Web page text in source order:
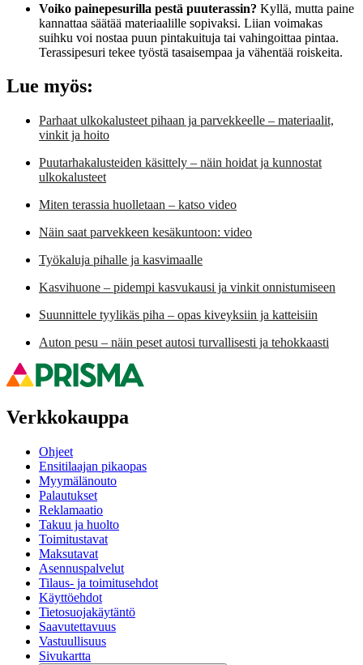
Voiko painepesurilla pestä puuterassin? Kyllä, mutta paine
kannattaa säätää materiaalille sopivaksi. Liian voimakas
suihku voi nostaa puun pintakuituja tai vahingoittaa pintaa.
Terassipesuri tekee työstä tasaisempaa ja vähentää roiskeita.
Lue myös:
Parhaat ulkokalusteet pihaan ja parvekkeelle – materiaalit,
vinkit ja hoito
Puutarhakalusteiden käsittely – näin hoidat ja kunnostat
ulkokalusteet
Miten terassia huolletaan – katso video
Näin saat parvekkeen kesäkuntoon: video
Työkaluja pihalle ja kasvimaalle
Kasvihuone – pidempi kasvukausi ja vinkit onnistumiseen
Suunnittele tyylikäs piha – opas kiveyksiin ja katteisiin
Auton pesu – näin peset autosi turvallisesti ja tehokkaasti
Verkkokauppa
Ohjeet
Ensitilaajan pikaopas
Myymälänouto
Palautukset
Reklamaatio
Takuu ja huolto
Toimitustavat
Maksutavat
Asennuspalvelut
Tilaus- ja toimitusehdot
Käyttöehdot
Tietosuojakäytäntö
Saavutettavuus
Vastuullisuus
Sivukartta